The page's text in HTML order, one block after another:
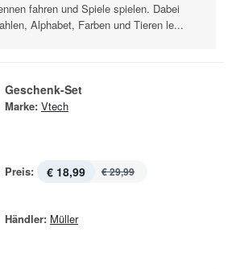
fahren und Spiele spielen. Dabei
Alphabet, Farben und Tieren le...
Geschenk-Set
Marke: Vtech
Preis: € 18,99 € 29,99
Händler: Müller